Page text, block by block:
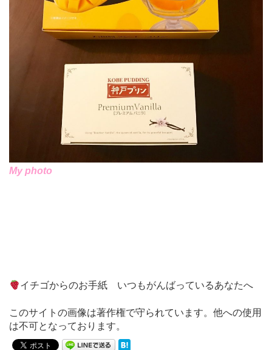
My photo
イチゴからのお手紙 いつもがんばっているあなたへ
このサイトの画像は著作権で守られています。他への使用
は不可となっております。